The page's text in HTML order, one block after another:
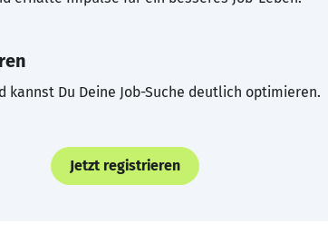
kannst Du Deine Job-Suche deutlich optimieren.
Jetzt registrieren